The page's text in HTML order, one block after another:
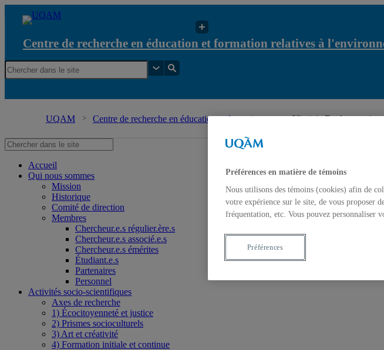
Centre de recherche en éducation et formation relatives à
UQAM Centre de recherche en éducation et formation r... Virginie Boelen co-
Accueil
Qui nous sommes
Mission
Historique
Comité de direction
Membres
Chercheur.e.s régulier.ère.s
Chercheur.e.s associé.e.s
Chercheur.e.s émérites
Étudiant.e.s
Partenaires
Personnel
Activités socio-scientifiques
Axes de recherche
1) Écocitoyenneté et justice
2) Prismes socioculturels
3) Art et créativité
4) Formation initiale et continue
Préférences en matière de témoins
Nous utilisons des témoins (cookies) afin de
votre expérience sur le site, de vous proposer
fréquentation, etc. Vous pouvez personnaliser
Préférences